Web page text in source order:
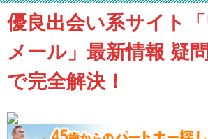
優良出会い系サイト
メール」最新情報 疑
で完全解決！